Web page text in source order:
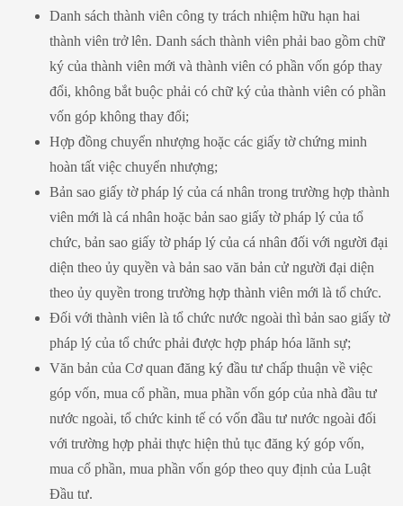
Danh sách thành viên công ty trách nhiệm hữu hạn hai
thành viên trở lên. Danh sách thành viên phải bao gồm chữ
ký của thành viên mới và thành viên có phần vốn góp thay
đổi, không bắt buộc phải có chữ ký của thành viên có phần
vốn góp không thay đổi;
Hợp đồng chuyển nhượng hoặc các giấy tờ chứng minh
hoàn tất việc chuyển nhượng;
Bản sao giấy tờ pháp lý của cá nhân trong trường hợp thành
viên mới là cá nhân hoặc bản sao giấy tờ pháp lý của tổ
chức, bản sao giấy tờ pháp lý của cá nhân đối với người đại
diện theo ủy quyền và bản sao văn bản cử người đại diện
theo ủy quyền trong trường hợp thành viên mới là tổ chức.
Đối với thành viên là tổ chức nước ngoài thì bản sao giấy tờ
pháp lý của tổ chức phải được hợp pháp hóa lãnh sự;
Văn bản của Cơ quan đăng ký đầu tư chấp thuận về việc
góp vốn, mua cổ phần, mua phần vốn góp của nhà đầu tư
nước ngoài, tổ chức kinh tế có vốn đầu tư nước ngoài đối
với trường hợp phải thực hiện thủ tục đăng ký góp vốn,
mua cổ phần, mua phần vốn góp theo quy định của Luật
Đầu tư.